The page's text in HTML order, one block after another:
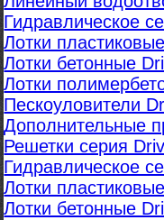
Гидравлическое
Лотки
Лотки бетонные
Лотки
Пескоуловители
Дополнительные
Решетки серия
Гидравлическое
Лотки
Лотки бетонные